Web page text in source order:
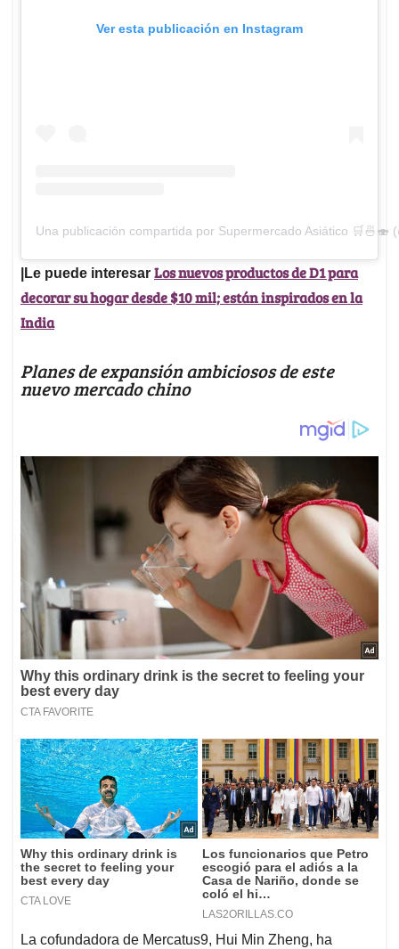
Ver esta publicación en Instagram
Una publicación compartida por Supermercado Asiático 🛒🍜🍣
|Le puede interesar Los nuevos productos de D1 para
decorar su hogar desde $10 mil; están inspirados en la
India
Planes de expansión ambiciosos de este
nuevo mercado chino
La cofundadora de Mercatus9, Hui Min Zheng, ha